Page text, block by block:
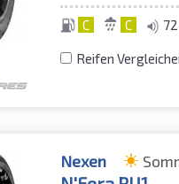
C C
Reifen
Nexen